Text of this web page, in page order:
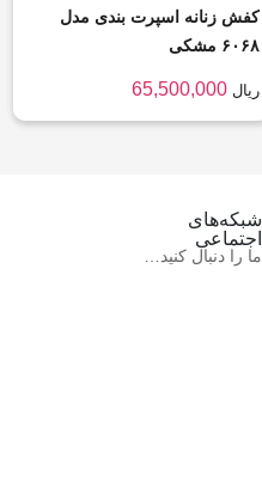
کفش زنانه اسپرت بندی مدل
۶۰۶۸ مشکی
65,500,000 ریال
شبکه‌های
اجتماعی
ما را دنبال کنید…